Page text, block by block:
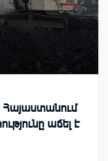
Հայաստանում
աճել է